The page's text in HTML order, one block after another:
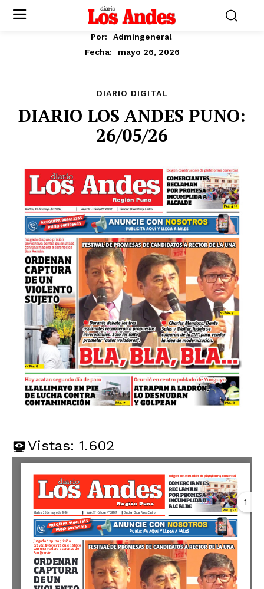
Por:
Admingeneral
Fecha:
mayo 26, 2026
DIARIO DIGITAL
DIARIO LOS ANDES PUNO:
26/05/26
Vistas: 1.602
1